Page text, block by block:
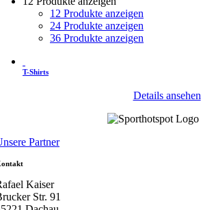
12 Produkte anzeigen
24 Produkte anzeigen
36 Produkte anzeigen
T-Shirts
Details ansehen
Partner
Kaiser
Str. 91